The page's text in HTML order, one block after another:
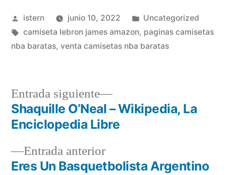
Publicado
por
istern junio 10, 2022
Publicado
en
Uncategorized
Etiquetas:
camiseta lebron james amazon, paginas camisetas
nba baratas, venta camisetas nba baratas
Navegación
entradas
Entrada anteriorEntrada
anterior:
Eres Un Basquetbolista Argentino
Entrada siguiente
Entrada
siguiente:
Shaquille O’Neal – Wikipedia, La
Enciclopedia Libre